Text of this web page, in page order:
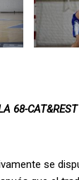
68-
se